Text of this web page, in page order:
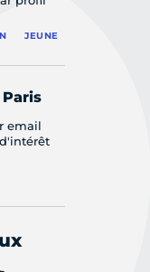
JEUNE
email